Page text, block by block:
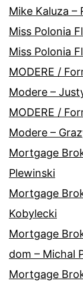
Mike Kaluza –
Miss Polonia
Miss Polonia
MODERE /
Modere –
MODERE /
Modere –
Mortgage
Plewinski
Mortgage
Kobylecki
Mortgage
dom – Michal
Mortgage